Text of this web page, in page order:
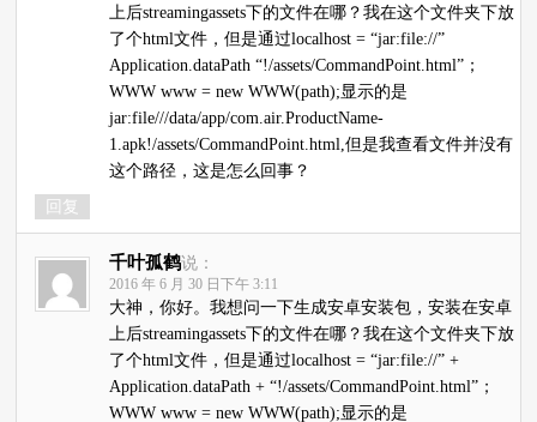
上后streamingassets下的文件在哪？我在这个文件夹下放
了个html文件，但是通过localhost = “jar:file://”
Application.dataPath “!/assets/CommandPoint.html”；
WWW www = new WWW(path);显示的是
jar:file///data/app/com.air.ProductName-
1.apk!/assets/CommandPoint.html,但是我查看文件并没有
这个路径，这是怎么回事？
回复
千叶孤鹤说：
2016 年 6 月 30 日下午 3:11
大神，你好。我想问一下生成安卓安装包，安装在安卓
上后streamingassets下的文件在哪？我在这个文件夹下放
了个html文件，但是通过localhost = “jar:file://” +
Application.dataPath + “!/assets/CommandPoint.html”；
WWW www = new WWW(path);显示的是